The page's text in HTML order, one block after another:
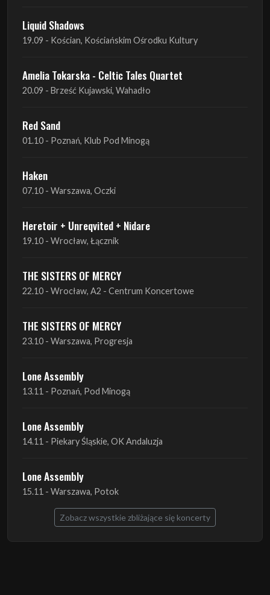
Liquid Shadows
19.09 - Kościan, Kościańskim Ośrodku Kultury
Amelia Tokarska - Celtic Tales Quartet
20.09 - Brześć Kujawski, Wahadło
Red Sand
01.10 - Poznań, Klub Pod Minogą
Haken
07.10 - Warszawa, Oczki
Heretoir + Unreqvited + Nidare
19.10 - Wrocław, Łącznik
THE SISTERS OF MERCY
22.10 - Wrocław, A2 - Centrum Koncertowe
THE SISTERS OF MERCY
23.10 - Warszawa, Progresja
Lone Assembly
13.11 - Poznań, Pod Minogą
Lone Assembly
14.11 - Piekary Śląskie, OK Andaluzja
Lone Assembly
15.11 - Warszawa, Potok
Zobacz wszystkie zbliżające się koncerty